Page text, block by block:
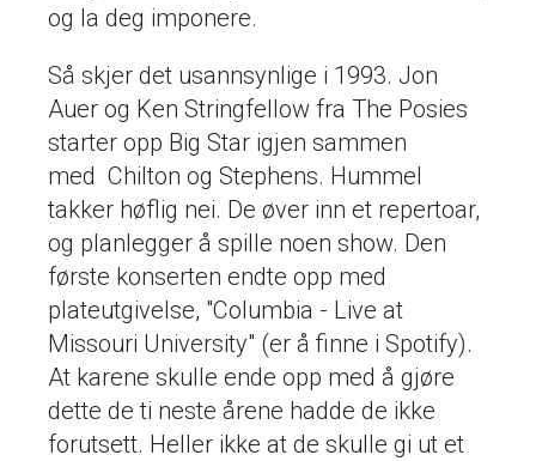
og la deg imponere.
Så skjer det usannsynlige i 1993. Jon
Auer og Ken Stringfellow fra The Posies
starter opp Big Star igjen sammen
med Chilton og Stephens. Hummel
takker høflig nei. De øver inn et repertoar,
og planlegger å spille noen show. Den
første konserten endte opp med
plateutgivelse, "Columbia - Live at
Missouri University" (er å finne i Spotify).
At karene skulle ende opp med å gjøre
dette de ti neste årene hadde de ikke
forutsett. Heller ikke at de skulle gi ut et